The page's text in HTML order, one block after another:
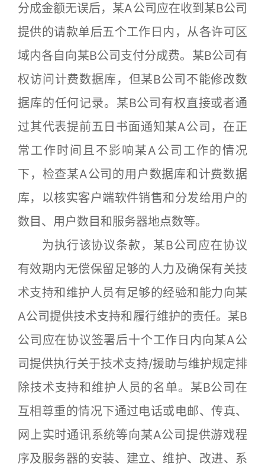
分成金额无误后，某A公司应在收到某B公司
提供的请款单后五个工作日内，从各许可区
域内各自向某B公司支付分成费。某B公司有
权访问计费数据库，但某B公司不能修改数
据库的任何记录。某B公司有权直接或者通
过其代表提前五日书面通知某A公司，在正
常工作时间且不影响某A公司工作的情况
下，检查某A公司的用户数据库和计费数据
库，以核实客户端软件销售和分发给用户的
数目、用户数目和服务器地点数等。
为执行该协议条款，某B公司应在协议
有效期内无偿保留足够的人力及确保有关技
术支持和维护人员有足够的经验和能力向某
A公司提供技术支持和履行维护的责任。某B
公司应在协议签署后十个工作日内向某A公
司提供执行关于技术支持/援助与维护规定排
除技术支持和维护人员的名单。某B公司在
互相尊重的情况下通过电话或电邮、传真、
网上实时通讯系统等向某A公司提供游戏程
序及服务器的安装、建立、维护、改进、系